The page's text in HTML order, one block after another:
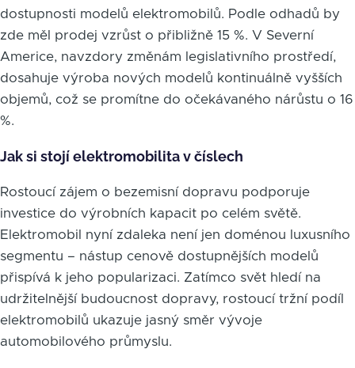
dostupnosti modelů elektromobilů. Podle odhadů by
zde měl prodej vzrůst o přibližně 15 %. V Severní
Americe, navzdory změnám legislativního prostředí,
dosahuje výroba nových modelů kontinuálně vyšších
objemů, což se promítne do očekávaného nárůstu o 16
%.
Jak si stojí elektromobilita v číslech
Rostoucí zájem o bezemisní dopravu podporuje
investice do výrobních kapacit po celém světě.
Elektromobil nyní zdaleka není jen doménou luxusního
segmentu – nástup cenově dostupnějších modelů
přispívá k jeho popularizaci. Zatímco svět hledí na
udržitelnější budoucnost dopravy, rostoucí tržní podíl
elektromobilů ukazuje jasný směr vývoje
automobilového průmyslu.